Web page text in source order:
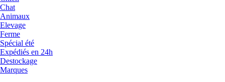
Chat
Animaux
Elevage
Ferme
Spécial été
Expédiés en 24h
Destockage
Marques